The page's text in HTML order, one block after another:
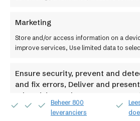
Marketing
Store and/or access information on a
improve services, Use limited data to
Ensure security, prevent and
and fix errors, Deliver and present
advertising and content, Save
communicate privacy choices.
Beheer 800
leveranciers
Contact